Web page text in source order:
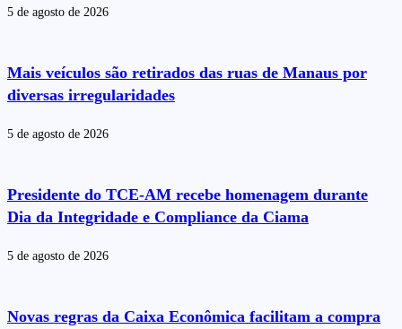
5 de agosto de 2026
Mais veículos são retirados das ruas de Manaus por
diversas irregularidades
5 de agosto de 2026
Presidente do TCE-AM recebe homenagem durante
Dia da Integridade e Compliance da Ciama
5 de agosto de 2026
Novas regras da Caixa Econômica facilitam a compra